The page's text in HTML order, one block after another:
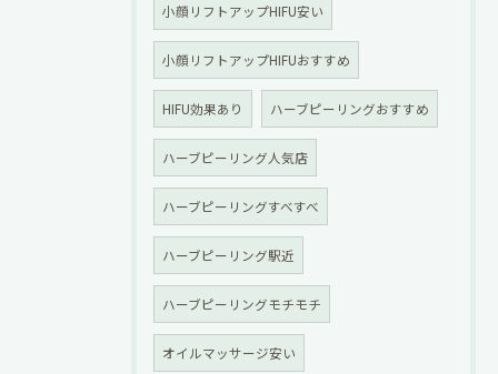
小顔リフトアップHIFU安い
小顔リフトアップHIFUおすすめ
HIFU効果あり ハーブピーリングおすすめ
ハーブピーリング人気店
ハーブピーリングすべすべ
ハーブピーリング駅近
ハーブピーリングモチモチ
オイルマッサージ安い